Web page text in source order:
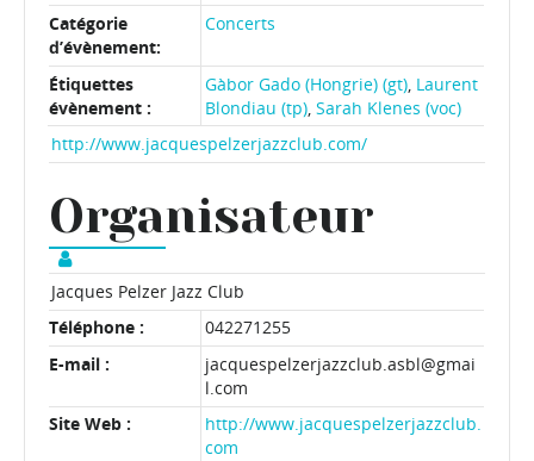
Catégorie
d’évènement:
Concerts
Étiquettes
évènement :
Gàbor Gado (Hongrie) (gt) Laurent
Blondiau (tp) ,Sarah Klenes (voc)
http://www.jacquespelzerjazzclub.com/
Organisateur
Jacques Pelzer Jazz Club
Téléphone :
042271255
E-mail :
jacquespelzerjazzclub.asbl@gmai
l.com
Site Web :
http://www.jacquespelzerjazzclub.
com